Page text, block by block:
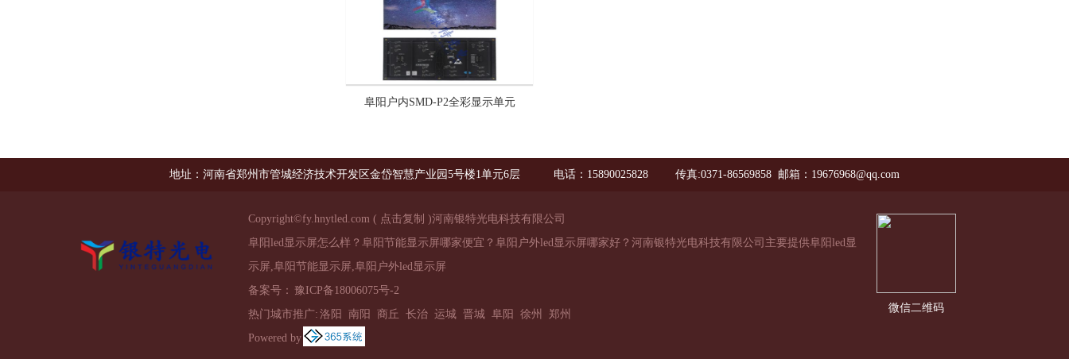
阜阳户内SMD-P2全彩显示单元
地址：河南省郑州市管城经济技术开发区金岱智慧产业园5号楼1单元6层 电话：15890025828 传真:0371-86569858 邮箱：19676968@qq.com
Copyright©fy.hnytled.com ( 点击复制 )河南银特光电科技有限公司
阜阳led显示屏怎么样？阜阳节能显示屏哪家便宜？阜阳户外led显示屏哪家好？河南银特光电科技有限公司主要提供阜阳led显
示屏,阜阳节能显示屏,阜阳户外led显示屏
备案号： 豫ICP备18006075号-2
热门城市推广: 洛阳 南阳 商丘 长治 运城 晋城 阜阳 徐州
郑州
Powered by
微信二维码